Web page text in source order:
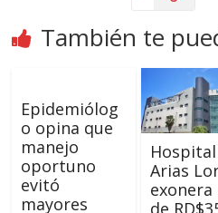
También te
Epidemiólog
o opina que
manejo
oportuno
evitó
mayores
Arias
exonera
de